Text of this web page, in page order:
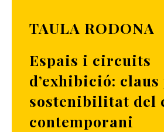
TAULA RODONA
Espais i circuits
d’exhibició: claus
sostenibilitat del
contemporani